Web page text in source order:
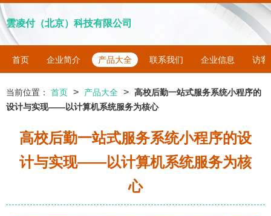
雲凌付（北京）科技有限公司
首页 企业简介 产品大全 联系我们 企业信息 访客
当前位置： 首页 > 产品大全 > 高校后勤一站式服务系统小程序的
设计与实现——以计算机系统服务为核心
高校后勤一站式服务系统小程序的设
计与实现——以计算机系统服务为核
心